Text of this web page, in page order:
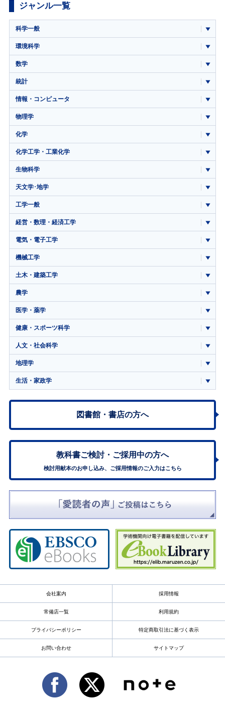
ジャンル一覧
科学一般
環境科学
数学
統計
情報・コンピュータ
物理学
化学
化学工学・工業化学
生物科学
天文学･地学
工学一般
経営・数理・経済工学
電気・電子工学
機械工学
土木・建築工学
農学
医学・薬学
健康・スポーツ科学
人文・社会科学
地理学
生活・家政学
図書館・書店の方へ
教科書ご検討・ ご採用中の方へ
検討用献本のお申し込み、ご採用情報のご入力はこちら
会社案内 採用情報
常備店一覧 利用規約
プライバシーポリシー 特定商取引法に基づく表示
お問い合わせ サイトマップ